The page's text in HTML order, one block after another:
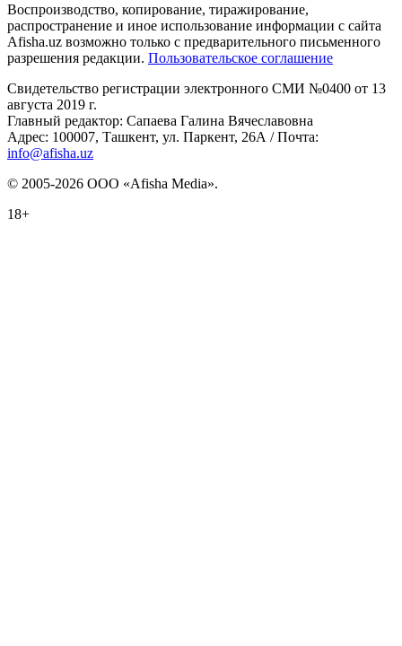
Воспроизводство, копирование, тиражирование,
распространение и иное использование информации с сайта
Afisha.uz возможно только с предварительного письменного
разрешения редакции. Пользовательское соглашение
Свидетельство регистрации электронного СМИ №0400 от 13
августа 2019 г.
Главный редактор: Сапаева Галина Вячеславовна
Адрес: 100007, Ташкент, ул. Паркент, 26А / Почта:
info@afisha.uz
© 2005-2026 ООО «Afisha Media».
18+